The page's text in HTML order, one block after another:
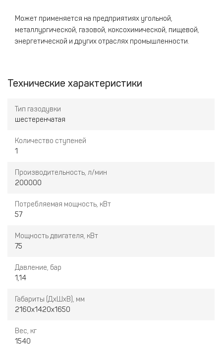
Может применяется на предприятиях угольной,
металлургической, газовой, коксохимической, пищевой,
энергетической и других отраслях промышленности.
Технические характеристики
Тип газодувки
шестеренчатая
Количество ступеней
1
Производительность, л/мин
200000
Потребляемая мощность, кВт
57
Мощность двигателя, кВт
75
Давление, бар
1,14
Габариты (ДхШхВ), мм
2160х1420х1650
Вес, кг
1540